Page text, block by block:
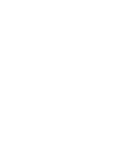
はありません
設定した発送日数内に発送して
発送しています